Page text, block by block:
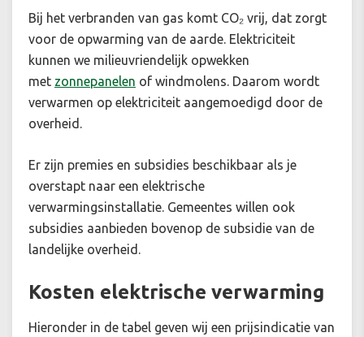
Bij het verbranden van gas komt CO₂ vrij, dat zorgt
voor de opwarming van de aarde. Elektriciteit
kunnen we milieuvriendelijk opwekken
met zonnepanelen of windmolens. Daarom wordt
verwarmen op elektriciteit aangemoedigd door de
overheid.
Er zijn premies en subsidies beschikbaar als je
overstapt naar een elektrische
verwarmingsinstallatie. Gemeentes willen ook
subsidies aanbieden bovenop de subsidie van de
landelijke overheid.
Kosten elektrische verwarming
Hieronder in de tabel geven wij een prijsindicatie van